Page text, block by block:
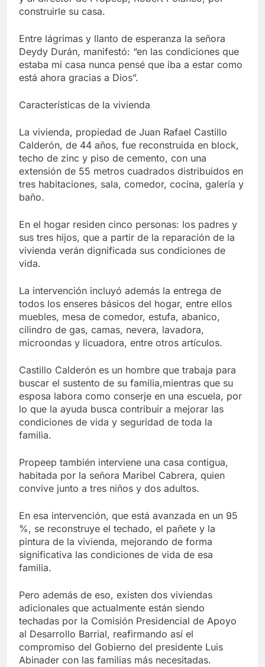
construirle su casa.
Entre lágrimas y llanto de esperanza la señora
Deydy Durán, manifestó: “en las condiciones que
estaba mi casa nunca pensé que iba a estar como
está ahora gracias a Dios”.
Características de la vivienda
La vivienda, propiedad de Juan Rafael Castillo
Calderón, de 44 años, fue reconstruida en block,
techo de zinc y piso de cemento, con una
extensión de 55 metros cuadrados distribuidos en
tres habitaciones, sala, comedor, cocina, galería y
baño.
En el hogar residen cinco personas: los padres y
sus tres hijos, que a partir de la reparación de la
vivienda verán dignificada sus condiciones de
vida.
La intervención incluyó además la entrega de
todos los enseres básicos del hogar, entre ellos
muebles, mesa de comedor, estufa, abanico,
cilindro de gas, camas, nevera, lavadora,
microondas y licuadora, entre otros artículos.
Castillo Calderón es un hombre que trabaja para
buscar el sustento de su familia,mientras que su
esposa labora como conserje en una escuela, por
lo que la ayuda busca contribuir a mejorar las
condiciones de vida y seguridad de toda la
familia.
Propeep también interviene una casa contigua,
habitada por la señora Maribel Cabrera, quien
convive junto a tres niños y dos adultos.
En esa intervención, que está avanzada en un 95
%, se reconstruye el techado, el pañete y la
pintura de la vivienda, mejorando de forma
significativa las condiciones de vida de esa
familia.
Pero además de eso, existen dos viviendas
adicionales que actualmente están siendo
techadas por la Comisión Presidencial de Apoyo
al Desarrollo Barrial, reafirmando así el
compromiso del Gobierno del presidente Luis
Abinader con las familias más necesitadas.